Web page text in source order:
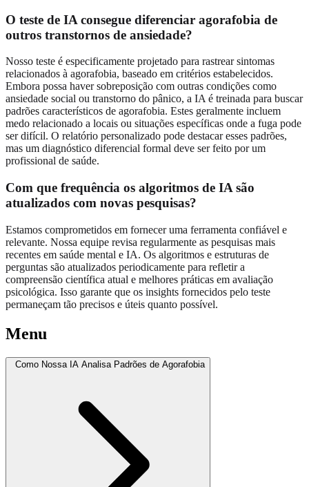
O teste de IA consegue diferenciar agorafobia de
outros transtornos de ansiedade?
Nosso teste é especificamente projetado para rastrear sintomas
relacionados à agorafobia, baseado em critérios estabelecidos.
Embora possa haver sobreposição com outras condições como
ansiedade social ou transtorno do pânico, a IA é treinada para buscar
padrões característicos de agorafobia. Estes geralmente incluem
medo relacionado a locais ou situações específicas onde a fuga pode
ser difícil. O relatório personalizado pode destacar esses padrões,
mas um diagnóstico diferencial formal deve ser feito por um
profissional de saúde.
Com que frequência os algoritmos de IA são
atualizados com novas pesquisas?
Estamos comprometidos em fornecer uma ferramenta confiável e
relevante. Nossa equipe revisa regularmente as pesquisas mais
recentes em saúde mental e IA. Os algoritmos e estruturas de
perguntas são atualizados periodicamente para refletir a
compreensão científica atual e melhores práticas em avaliação
psicológica. Isso garante que os insights fornecidos pelo teste
permaneçam tão precisos e úteis quanto possível.
Menu
Como Nossa IA Analisa Padrões de Agorafobia